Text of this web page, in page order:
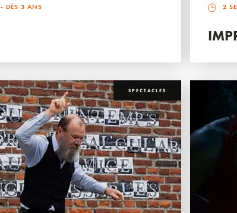
- DÈS 3 ANS 2
SPECTACLES